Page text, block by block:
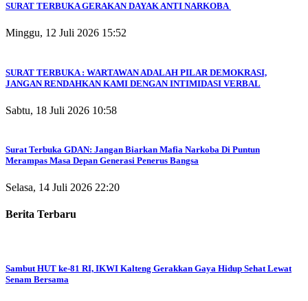
SURAT TERBUKA GERAKAN DAYAK ANTI NARKOBA
Minggu, 12 Juli 2026 15:52
SURAT TERBUKA : WARTAWAN ADALAH PILAR DEMOKRASI,
JANGAN RENDAHKAN KAMI DENGAN INTIMIDASI VERBAL
Sabtu, 18 Juli 2026 10:58
Surat Terbuka GDAN: Jangan Biarkan Mafia Narkoba Di Puntun
Merampas Masa Depan Generasi Penerus Bangsa
Selasa, 14 Juli 2026 22:20
Berita Terbaru
Sambut HUT ke-81 RI, IKWI Kalteng Gerakkan Gaya Hidup Sehat Lewat
Senam Bersama